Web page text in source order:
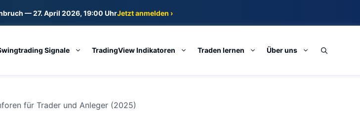
— 27. April 2026, 19:00 UhrJetzt anmelden ›
Signale TradingView Indikatoren Traden lernen Über uns
für Trader und Anleger (2025)